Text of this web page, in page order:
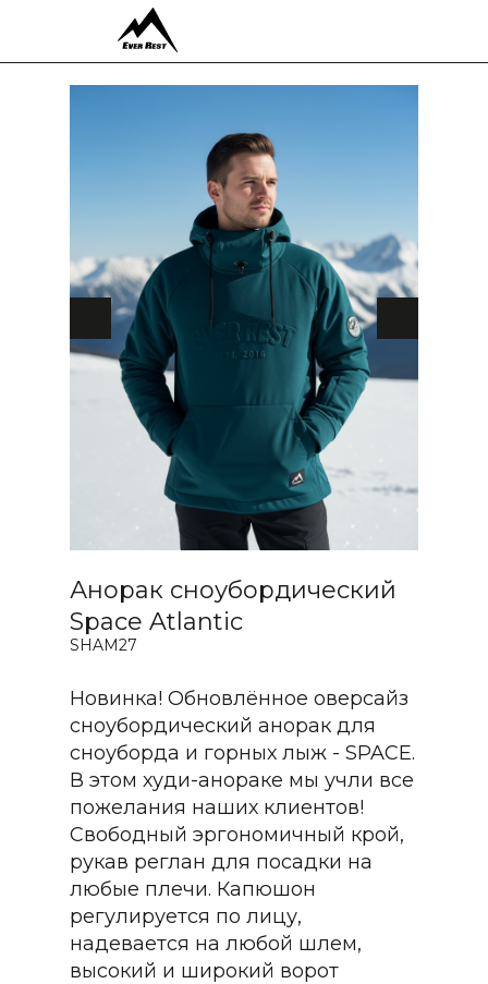
Анорак сноубордический
Space Atlantic
SHAM27
Новинка! Обновлённое оверсайз
сноубордический анорак для
сноуборда и горных лыж - SPACE.
В этом худи-анораке мы учли все
пожелания наших клиентов!
Свободный эргономичный крой,
рукав реглан для посадки на
любые плечи. Капюшон
регулируется по лицу,
надевается на любой шлем,
высокий и широкий ворот